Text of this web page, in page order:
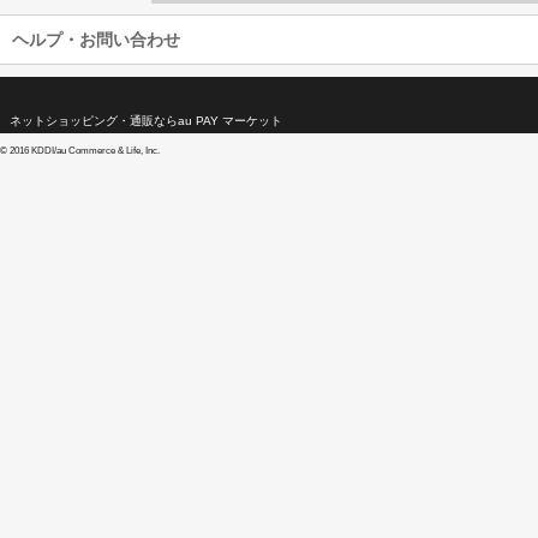
ヘルプ・お問い合わせ
ネットショッピング・通販ならau PAY マーケット
© 2016 KDDI/au Commerce & Life, Inc.